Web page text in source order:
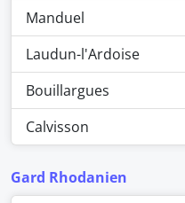
Manduel
Laudun-l'Ardoise
Bouillargues
Calvisson
Gard Rhodanien